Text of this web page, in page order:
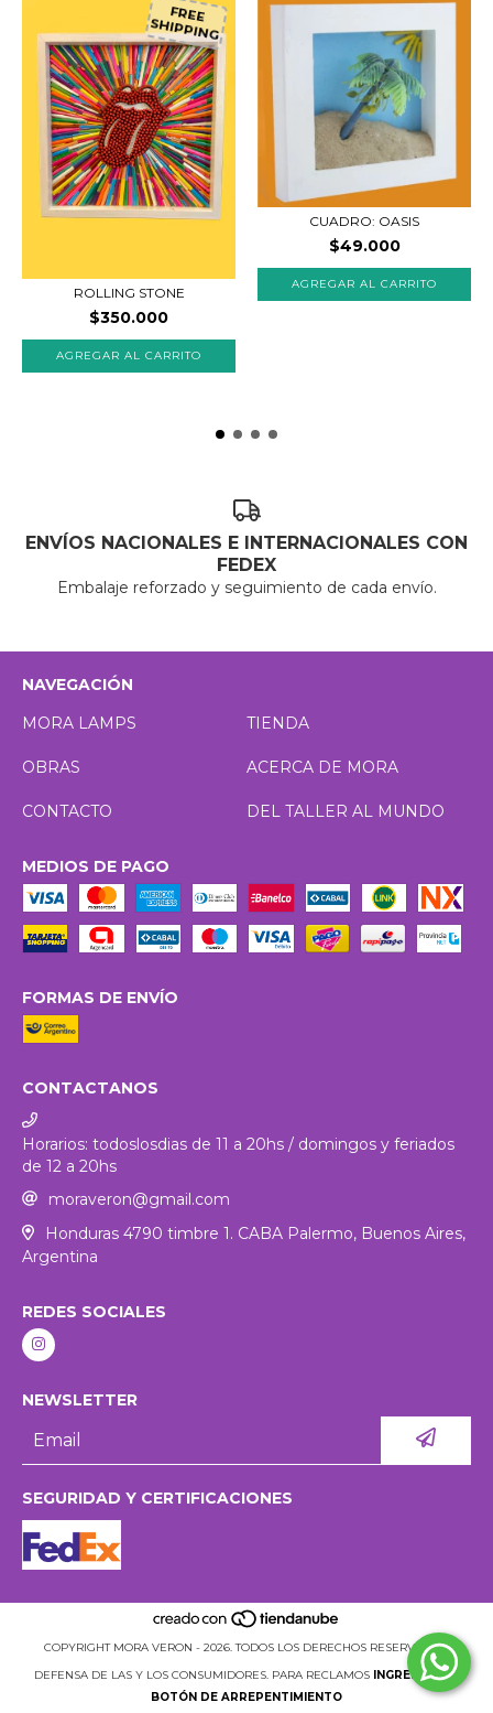
FREE
SHIPPING
ROLLING STONE
$350.000
CUADRO: OASIS
$49.000
ENVÍOS NACIONALES E INTERNACIONALES CON
FEDEX
Embalaje reforzado y seguimiento de cada envío.
NAVEGACIÓN
MORA LAMPS
TIENDA
OBRAS ACERCA DE MORA
CONTACTO DEL TALLER AL MUNDO
MEDIOS DE PAGO
FORMAS DE ENVÍO
CONTACTANOS
Horarios: todoslosdias de 11 a 20hs / domingos y feriados
de 12 a 20hs
moraveron@gmail.com
Honduras 4790 timbre 1. CABA Palermo, Buenos Aires,
Argentina
REDES SOCIALES
NEWSLETTER
SEGURIDAD Y CERTIFICACIONES
COPYRIGHT MORA VERON - 2026. TODOS LOS DERECHOS RESERVADOS.
DEFENSA DE LAS Y LOS CONSUMIDORES. PARA RECLAMOS
INGRESÁ ACÁ.
BOTÓN DE ARREPENTIMIENTO